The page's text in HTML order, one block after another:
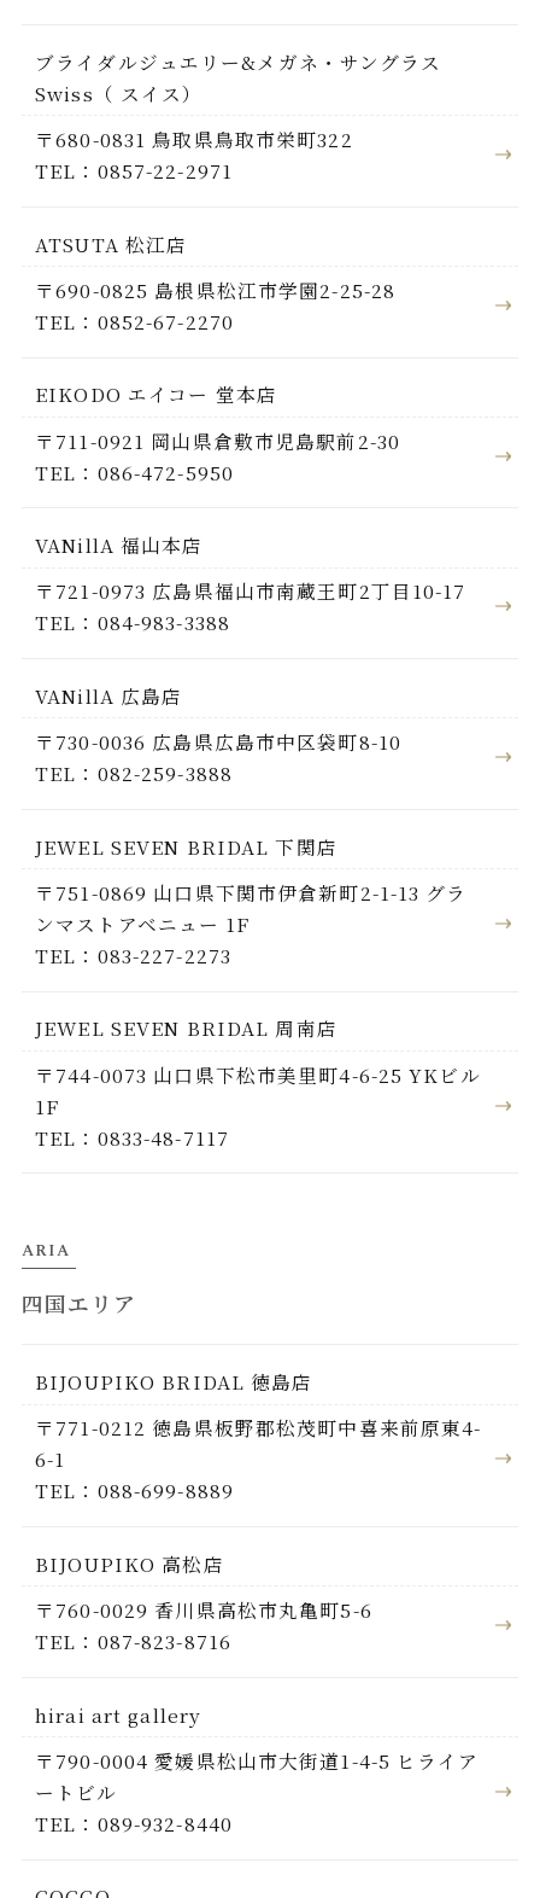
ブライダルジュエリー&メガネ・サングラス
Swiss（ スイス）
〒680-0831 鳥取県鳥取市栄町322
TEL：0857-22-2971
ATSUTA 松江店
〒690-0825 島根県松江市学園2-25-28
TEL：0852-67-2270
EIKODO エイコー 堂本店
〒711-0921 岡山県倉敷市児島駅前2-30
TEL：086-472-5950
VANillA 福山本店
〒721-0973 広島県福山市南蔵王町2丁目10-17
TEL：084-983-3388
VANillA 広島店
〒730-0036 広島県広島市中区袋町8-10
TEL：082-259-3888
JEWEL SEVEN BRIDAL 下関店
〒751-0869 山口県下関市伊倉新町2-1-13 グラ
ンマストアベニュー 1F
TEL：083-227-2273
JEWEL SEVEN BRIDAL 周南店
〒744-0073 山口県下松市美里町4-6-25 YKビル
1F
TEL：0833-48-7117
ARIA
四国エリア
BIJOUPIKO BRIDAL 徳島店
〒771-0212 徳島県板野郡松茂町中喜来前原東4-
6-1
TEL：088-699-8889
BIJOUPIKO 高松店
〒760-0029 香川県高松市丸亀町5-6
TEL：087-823-8716
hirai art gallery
〒790-0004 愛媛県松山市大街道1-4-5 ヒライア
ートビル
TEL：089-932-8440